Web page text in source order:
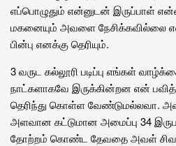
எப்பொழுதும் என்னுடன் இருப்பாள்
மகனையும் அவளை நேசிக்கவில்லை
பின்பு எனக்கு தெரியும்.
3 வருட கல்லூரி படிப்பு எங்கள்
நாட்களாகவே இருக்கின்றன என்
தெரிந்து கொள்ள வேண்டுமல்லவா.
அளவான கட்டுமான அமைப்பு 34
தோற்றம் கொண்ட தேவதை அவள்